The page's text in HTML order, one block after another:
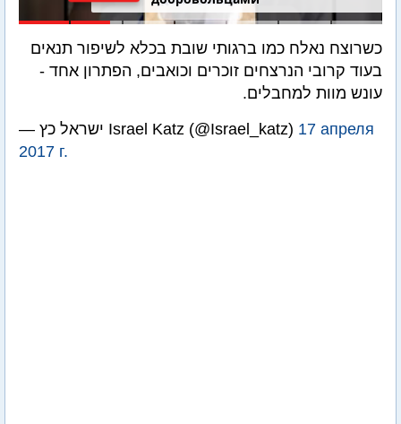
כשרוצח נאלח כמו ברגותי שובת בכלא לשיפור תנאים
בעוד קרובי הנרצחים זוכרים וכואבים, הפתרון אחד -
עונש מוות למחבלים.
— ישראל כץ Israel Katz (@Israel_katz) 17 апреля
2017 г.